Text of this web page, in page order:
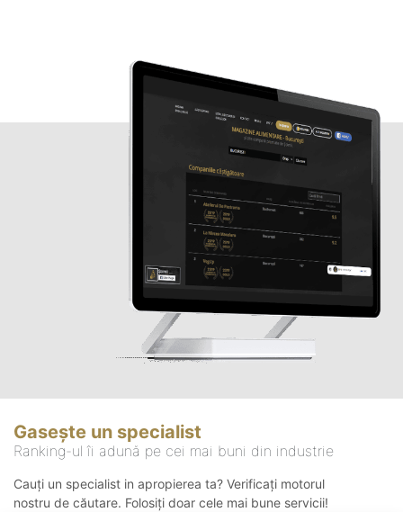
Gasește un specialist
Ranking-ul îi adună pe cei mai buni din industrie
Cauți un specialist in apropierea ta? Verificați motorul
nostru de căutare. Folosiți doar cele mai bune servicii!